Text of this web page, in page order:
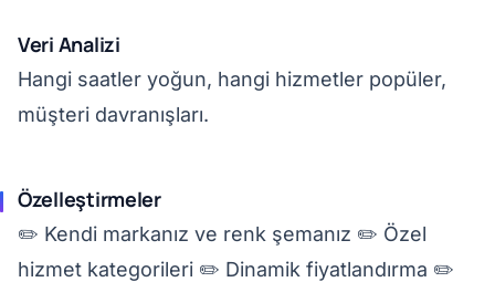
Veri Analizi
Hangi saatler yoğun, hangi hizmetler popüler,
müşteri davranışları.
Özelleştirmeler
✏️ Kendi markanız ve renk şemanız ✏️ Özel
hizmet kategorileri ✏️ Dinamik fiyatlandırma ✏️